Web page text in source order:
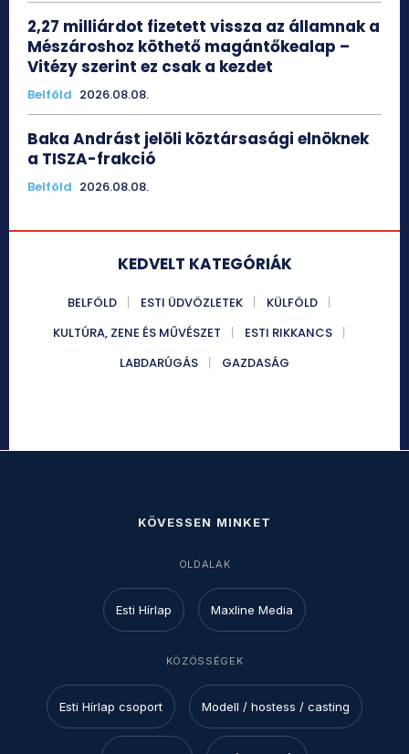
2,27 milliárdot fizetett vissza az államnak a
Mészároshoz köthető magántőkealap –
Vitézy szerint ez csak a kezdet
Belföld 2026.08.08.
Baka Andrást jelöli köztársasági elnöknek
a TISZA-frakció
Belföld 2026.08.08.
KEDVELT KATEGÓRIÁK
BELFÖLD ESTI ÜDVÖZLETEK
KÜLFÖLD
KULTÚRA, ZENE ÉS MŰVÉSZET
ESTI RIKKANCS
LABDARÚGÁS
GAZDASÁG
KÖVESSEN MINKET
OLDALAK
Esti Hírlap Maxline Media
KÖZÖSSÉGEK
Esti Hírlap csoport Modell / hostess / casting